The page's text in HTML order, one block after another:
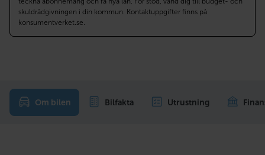
skuldrådgivningen i din kommun. Kontaktuppgifter finns på
konsumentverket.se.
Om bilen Bilfakta Utrustning